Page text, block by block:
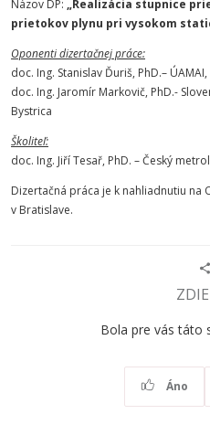
Názov DP: „Realizácia stupnice
prietokov plynu pri vysokom
Oponenti dizertačnej práce:
doc. Ing. Stanislav Ďuriš, PhD.–
doc. Ing. Jaromír Markovič, PhD.-
Bystrica
Školiteľ:
doc. Ing. Jiří Tesař, PhD. – Český
Dizertačná práca je k nahliadnutiu na
v Bratislave.
Bola pre vás táto
Áno